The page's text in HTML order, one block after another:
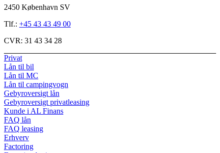
2450 København SV
Tlf.: +45 43 43 49 00
CVR: 31 43 34 28
Privat
Lån til bil
Lån til MC
Lån til campingvogn
Gebyroversigt lån
Gebyroversigt privatleasing
Kunde i AL Finans
FAQ lån
FAQ leasing
Erhverv
Factoring